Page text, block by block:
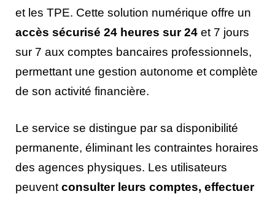
et les TPE. Cette solution numérique offre un
accès sécurisé 24 heures sur 24 et 7 jours
sur 7 aux comptes bancaires professionnels,
permettant une gestion autonome et complète
de son activité financière.
Le service se distingue par sa disponibilité
permanente, éliminant les contraintes horaires
des agences physiques. Les utilisateurs
peuventconsulter leurs comptes, effectuer